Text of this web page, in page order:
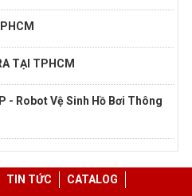
TẠI TPHCM
- Robot Vệ Sinh Hồ Bơi Thông
TIN TỨC
CATALOG